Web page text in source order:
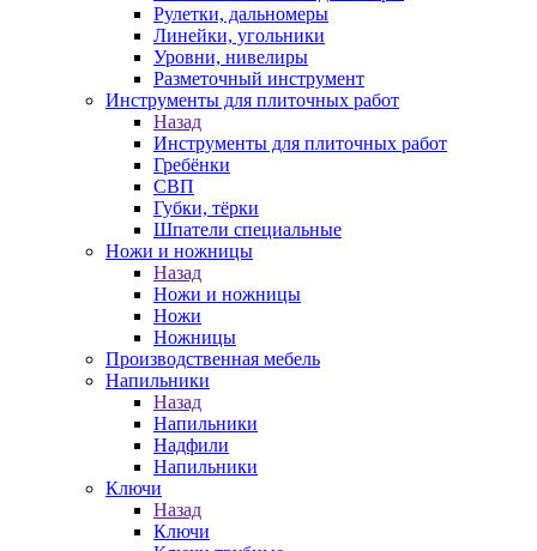
Рулетки, дальномеры
Линейки, угольники
Уровни, нивелиры
Разметочный инструмент
Инструменты для плиточных работ
Назад
Инструменты для плиточных работ
Гребёнки
СВП
Губки, тёрки
Шпатели специальные
Ножи и ножницы
Назад
Ножи и ножницы
Ножи
Ножницы
Производственная мебель
Напильники
Назад
Напильники
Надфили
Напильники
Ключи
Назад
Ключи